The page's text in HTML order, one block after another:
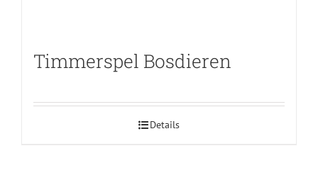
Timmerspel Bosdieren
Details